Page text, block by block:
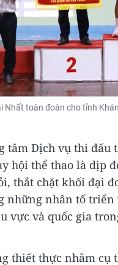
Nhất toàn đoàn cho tỉnh
tâm Dịch vụ thi đấu
hội thể thao là dịp
thắt chặt khối đại
những nhân tố triển
vực và quốc gia
thiết thực nhằm cụ